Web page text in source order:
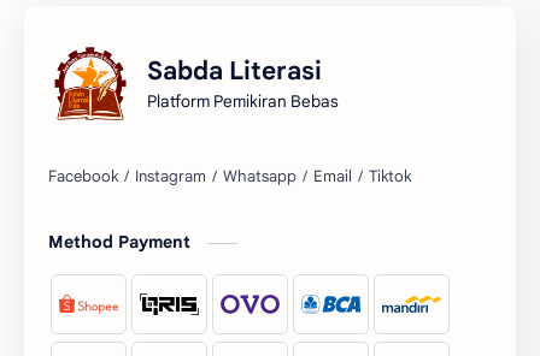
Sabda Literasi
Platform Pemikiran Bebas
Facebook Instagram Whatsapp Email Tiktok
Method Payment